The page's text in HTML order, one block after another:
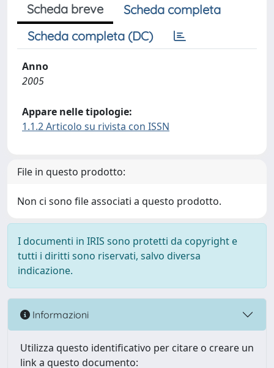
Scheda breve
Scheda completa
Scheda completa (DC)
Anno
2005
Appare nelle tipologie:
1.1.2 Articolo su rivista con ISSN
File in questo prodotto:
Non ci sono file associati a questo prodotto.
I documenti in IRIS sono protetti da copyright e
tutti i diritti sono riservati, salvo diversa
indicazione.
Informazioni
Utilizza questo identificativo per citare o creare un
link a questo documento: